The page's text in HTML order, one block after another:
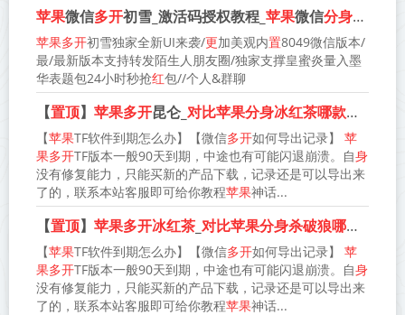
苹果微信多开初雪_激活码授权教程_ 苹果微信分身初雪官
苹果多开初雪独家全新UI来袭/更加美观内置8049微信版本/
最/最新版本支持转发陌生人朋友圈/独家支撑皇蜜炎量入墨
华表题包24小时秒抢红包//个人&群聊
【置顶】 苹果多开昆仑_ 对比苹果分身冰红茶哪款更防封
【苹果TF软件到期怎么办】【微信多开如何导出记录】 苹
果多开TF版本一般90天到期，中途也有可能闪退崩溃。自身
没有修复能力，只能买新的产品下载，记录还是可以导出来
了的，联系本站客服即可给你教程苹果神话...
【置顶】 苹果多开冰红茶 对比苹果分身杀破狼哪款更防封
【苹果TF软件到期怎么办】【微信多开如何导出记录】 苹
果多开TF版本一般90天到期，中途也有可能闪退崩溃。自身
没有修复能力，只能买新的产品下载，记录还是可以导出来
了的，联系本站客服即可给你教程苹果神话...